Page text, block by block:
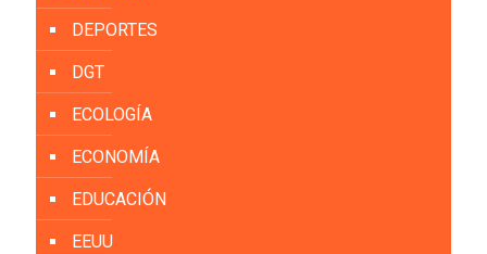
DEPORTES
DGT
ECOLOGÍA
ECONOMÍA
EDUCACIÓN
EEUU